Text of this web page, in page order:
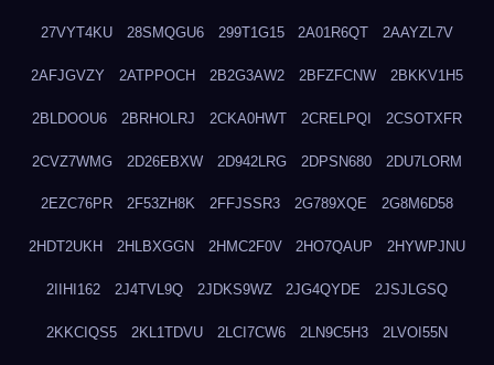
27VYT4KU 28SMQGU6 299T1G15 2A01R6QT 2AAYZL7V
2AFJGVZY 2ATPPOCH 2B2G3AW2 2BFZFCNW 2BKKV1H5
2BLDOOU6 2BRHOLRJ 2CKA0HWT 2CRELPQI 2CSOTXFR
2CVZ7WMG 2D26EBXW 2D942LRG 2DPSN680 2DU7LORM
2EZC76PR 2F53ZH8K 2FFJSSR3 2G789XQE 2G8M6D58
2HDT2UKH 2HLBXGGN 2HMC2F0V 2HO7QAUP 2HYWPJNU
2IIHI162 2J4TVL9Q 2JDKS9WZ 2JG4QYDE 2JSJLGSQ
2KKCIQS5 2KL1TDVU 2LCI7CW6 2LN9C5H3 2LVOI55N